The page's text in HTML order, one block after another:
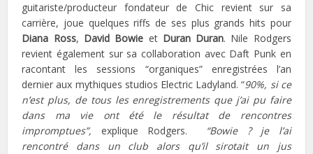
guitariste/producteur fondateur de Chic revient sur sa
carrière, joue quelques riffs de ses plus grands hits pour
Diana Ross, David Bowie et Duran Duran. Nile Rodgers
revient également sur sa collaboration avec Daft Punk en
racontant les sessions “organiques” enregistrées l’an
dernier aux mythiques studios Electric Ladyland. “90%, si ce
n’est plus, de tous les enregistrements que j’ai pu faire
dans ma vie ont été le résultat de rencontres
impromptues”, explique Rodgers. “Bowie ? je l’ai
rencontré dans un club alors qu’il sirotait un jus